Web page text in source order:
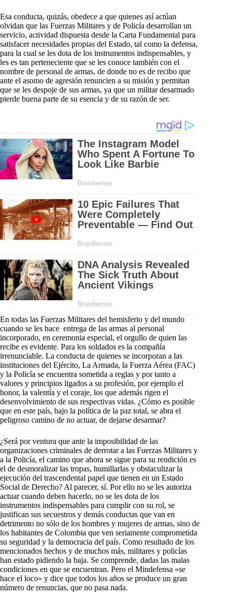
Esa conducta, quizás, obedece a que quienes así actúan
olvidan que las Fuerzas Militares y de Policía desarrollan un
servicio, actividad dispuesta desde la Carta Fundamental para
satisfacer necesidades propias del Estado, tal como la defensa,
para la cual se les dota de los instrumentos indispensables, y
les es tan perteneciente que se les conoce también con el
nombre de personal de armas, de donde no es de recibo que
ante el asomo de agresión renuncien a su misión y permitan
que se les despoje de sus armas, ya que un militar desarmado
pierde buena parte de su esencia y de su razón de ser.
En todas las Fuerzas Militares del hemisferio y del mundo
cuando se les hace entrega de las armas al personal
incorporado, en ceremonia especial, el orgullo de quien las
recibe es evidente. Para los soldados es la compañía
irrenunciable. La conducta de quienes se incorporan a las
instituciones del Ejército, La Armada, la Fuerza Aérea (FAC)
y la Policía se encuentra sometida a reglas y por tanto a
valores y principios ligados a su profesión, por ejemplo el
honor, la valentía y el coraje, los que además rigen el
desenvolvimiento de sus respectivas vidas. ¿Cómo es posible
que en este país, bajo la política de la paz total, se abra el
peligroso camino de no actuar, de dejarse desarmar?
¿Será por ventura que ante la imposibilidad de las
organizaciones criminales de derrotar a las Fuerzas Militares y
a la Policía, el camino que ahora se sigue para su rendición es
el de desmoralizar las tropas, humillarlas y obstaculizar la
ejecución del trascendental papel que tienen en un Estado
Social de Derecho? Al parecer, sí. Por ello no se les autoriza
actuar cuando deben hacerlo, no se les dota de los
instrumentos indispensables para cumplir con su rol, se
justifican sus secuestros y demás conductas que van en
detrimento no sólo de los hombres y mujeres de armas, sino de
los habitantes de Colombia que ven seriamente comprometida
su seguridad y la democracia del país. Como resultado de los
mencionados hechos y de muchos más, militares y policías
han estado pidiendo la baja. Se comprende, dadas las malas
condiciones en que se encuentran. Pero el Mindefensa «se
hace el loco» y dice que todos los años se produce un gran
número de renuncias, que no pasa nada.